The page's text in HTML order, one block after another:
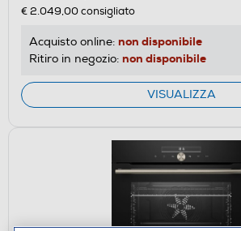
€ 2.049,00consigliato
Acquisto online: non disponibile
Ritiro in negozio: non disponibile
VISUALIZZA